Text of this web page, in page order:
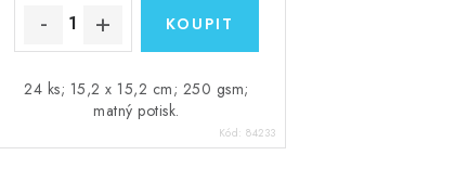
24 ks; 15,2 x 15,2 cm; 250 gsm;
matný potisk.
Kód:84233